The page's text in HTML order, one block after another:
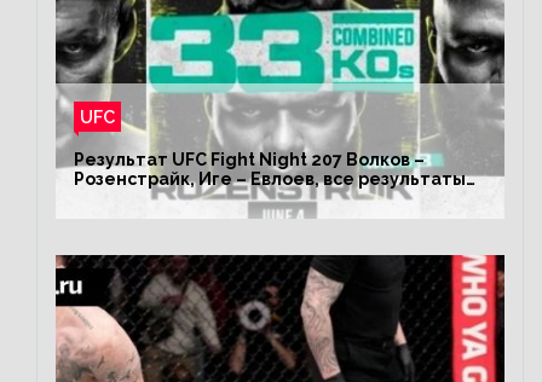
UFC
Результат UFC Fight Night 207 Волков –
Розенстрайк, Иге – Евлоев, все результаты
турнира ЮФС ФН 207